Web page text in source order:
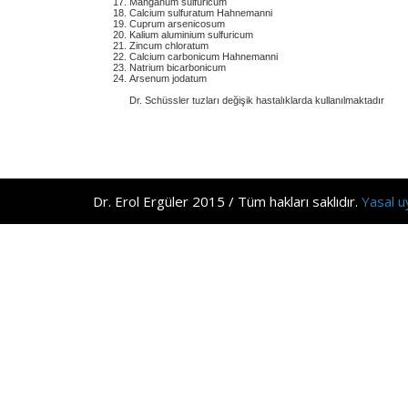
Calcium sulfuratum Hahnemanni
Cuprum arsenicosum
Kalium aluminium sulfuricum
Zincum chloratum
Calcium carbonicum Hahnemanni
Natrium bicarbonicum
Arsenum jodatum
Dr. Schüssler tuzları değişik hastalıklarda kullanılmaktadır
Dr. Erol Ergüler 2015 / Tüm hakları saklıdır. Yasal